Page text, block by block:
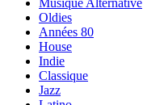
Musique Alternative
Oldies
Années 80
House
Indie
Classique
Jazz